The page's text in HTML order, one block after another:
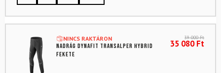
NINCS RAKTÁRON
Nadrág DYNAFIT Transalper Hybrid
Fekete
39 000Ft
35 080Ft